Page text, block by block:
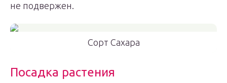
не подвержен.
Сорт Сахара
Посадка растения